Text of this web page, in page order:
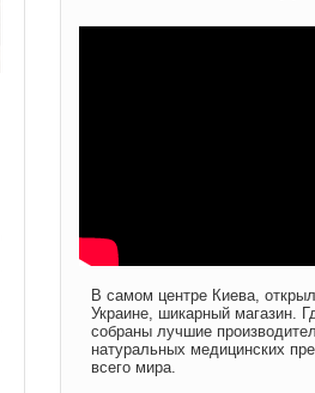
В самом центре Киева,
Украине, шикарный магазин.
собраны лучшие
натуральных медицинских
всего мира.